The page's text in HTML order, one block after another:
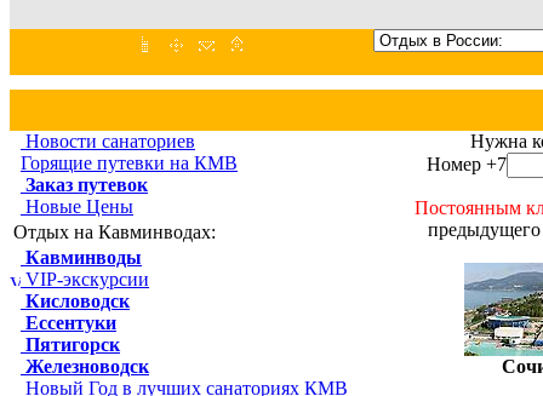
Новости санаториев
Горящие путевки на КМВ
Заказ путевок
Новые Цены
Отдых на Кавминводах:
Кавминводы
VIP-экскурсии
Кисловодск
Ессентуки
Пятигорск
Железноводск
Новый Год в лучших санаториях КМВ
Нужна
Номер +7
Постоянным
предыдущего